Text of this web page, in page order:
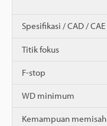
Spesifikasi / CAD / CAE
Titik fokus
F-stop
WD minimum
Kemampuan memisah